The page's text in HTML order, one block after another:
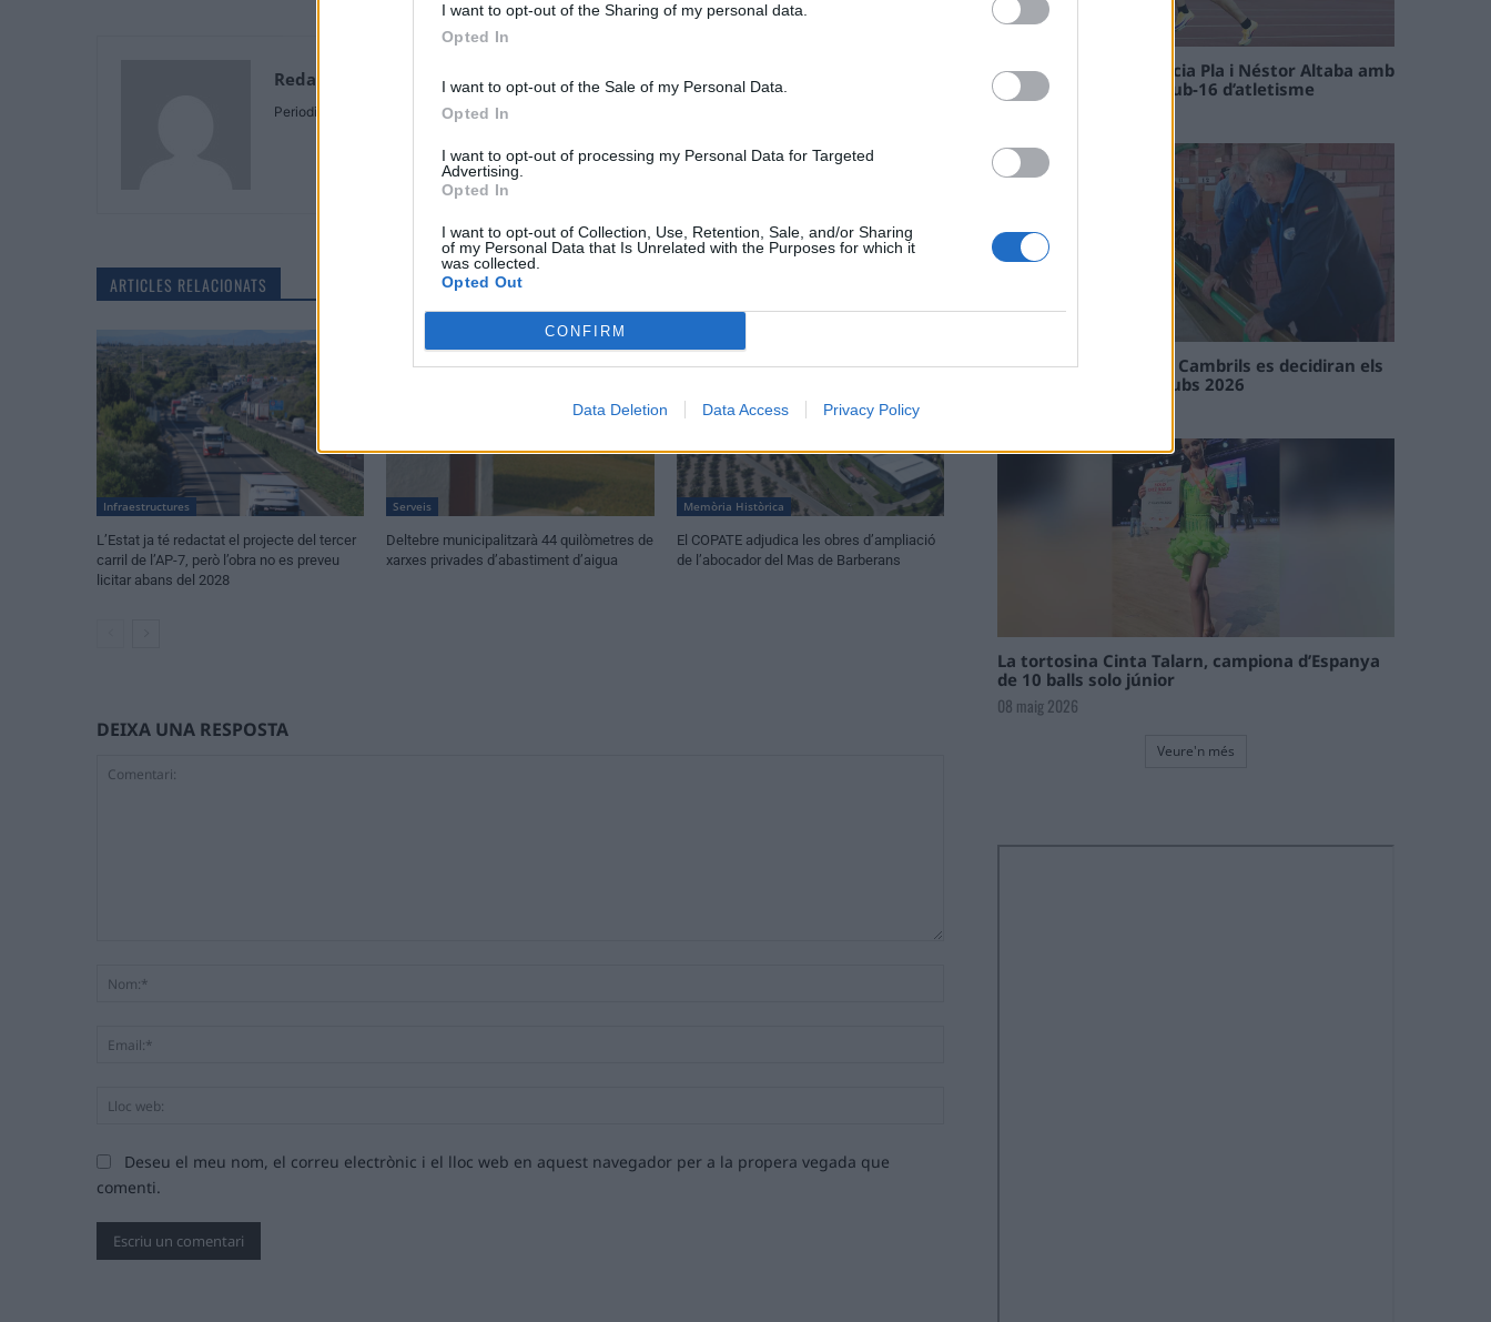
I want to opt-out of the Sharing of my personal data.
Opted In
I want to opt-out of the Sale of my Personal Data.
Opted In
I want to opt-out of processing my Personal Data for Targeted
Advertising.
Opted In
I want to opt-out of Collection, Use, Retention, Sale, and/or Sharing
of my Personal Data that Is Unrelated with the Purposes for which it
was collected.
Opted Out
CONFIRM
Data Deletion Data Access Privacy Policy
Redaccio
Periodistes
ARTICLES RELACIONATS
Infraestructures
L’Estat ja té redactat el projecte del tercer
carril de l’AP-7, però l’obra no es preveu
licitar abans del 2028
Serveis
Deltebre municipalitzarà 44 quilòmetres de
xarxes privades d’abastiment d’aigua
Memòria Històrica
El COPATE adjudica les obres d’ampliació
de l’abocador del Mas de Barberans
DEIXA UNA RESPOSTA
Deseu el meu nom, el correu electrònic i el lloc web en aquest navegador per a la propera vegada que
comenti.
Paula Sintorres, Patrícia Pla i Néstor Altaba amb
la selecció catalana sub-16 d’atletisme
En les tirades de Flix i Cambrils es decidiran els
campions de l’Interclubs 2026
La tortosina Cinta Talarn, campiona d’Espanya
de 10 balls solo júnior
08 maig 2026
Veure'n més